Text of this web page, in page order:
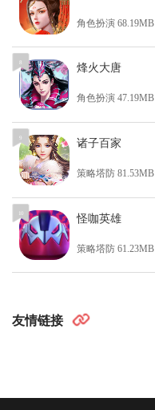
角色扮演 68.19MB
8 烽火大唐
角色扮演 47.19MB
9 诸子百家
策略塔防 81.53MB
10 怪咖英雄
策略塔防 61.23MB
友情链接